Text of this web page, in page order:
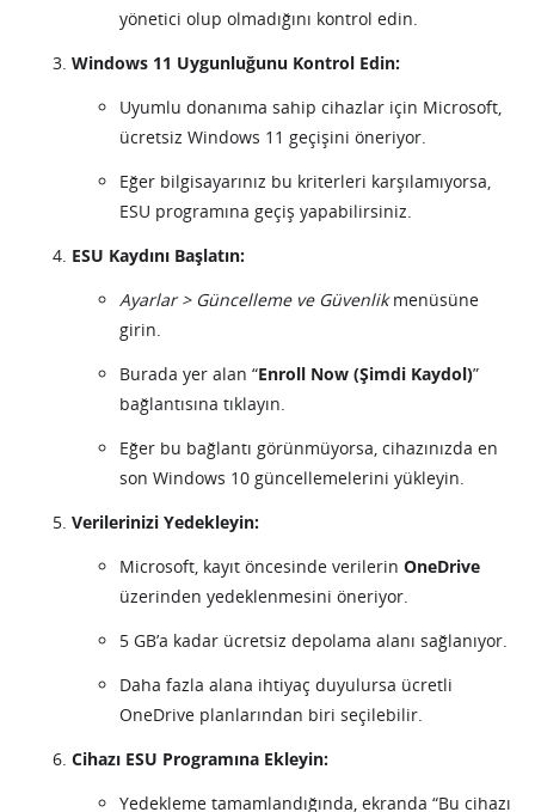
yönetici olup olmadığını kontrol edin.
Windows 11 Uygunluğunu Kontrol Edin:
Uyumlu donanıma sahip cihazlar için Microsoft,
ücretsiz Windows 11 geçişini öneriyor.
Eğer bilgisayarınız bu kriterleri karşılamıyorsa,
ESU programına geçiş yapabilirsiniz.
ESU Kaydını Başlatın:
Ayarlar > Güncelleme ve Güvenlikmenüsüne
girin.
Burada yer alan “Enroll Now (Şimdi Kaydol)”
bağlantısına tıklayın.
Eğer bu bağlantı görünmüyorsa, cihazınızda en
son Windows 10 güncellemelerini yükleyin.
Verilerinizi Yedekleyin:
Microsoft, kayıt öncesinde verilerin OneDrive
üzerinden yedeklenmesini öneriyor.
5 GB’a kadar ücretsiz depolama alanı sağlanıyor.
Daha fazla alana ihtiyaç duyulursa ücretli
OneDrive planlarından biri seçilebilir.
Cihazı ESU Programına Ekleyin:
Yedekleme tamamlandığında, ekranda “Bu cihazı